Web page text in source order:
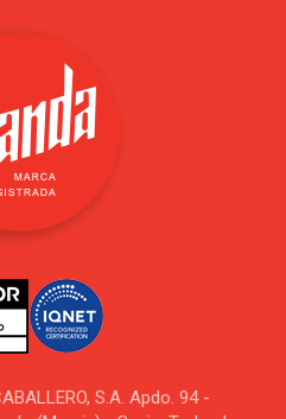
S.A. Apdo. 94 -